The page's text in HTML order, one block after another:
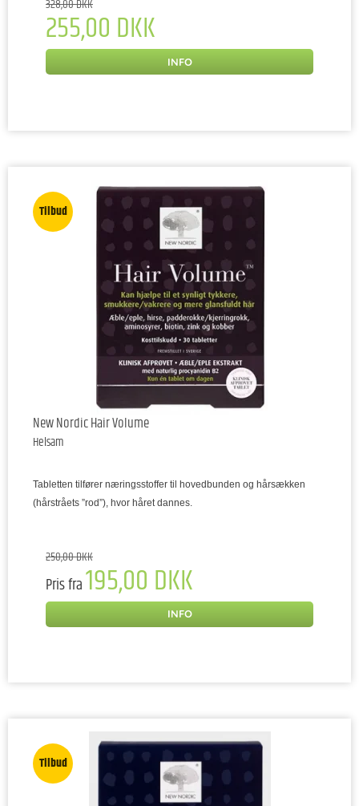
328,00 DKK
255,00 DKK
INFO
Tilbud
New Nordic Hair Volume
Helsam
Tabletten tilfører næringsstoffer til hovedbunden og hårsækken
(hårstråets ”rod”), hvor håret dannes.
250,00 DKK
Pris fra195,00 DKK
INFO
Tilbud